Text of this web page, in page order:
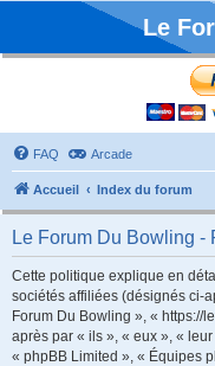
Le
FAQ Arcade
Accueil Index du forum
Le Forum Du Bowling
Cette politique explique en
sociétés affiliées (désignés ci-
Forum Du Bowling », « https://
après par « ils », « eux », «
« phpBB Limited », « Équipes